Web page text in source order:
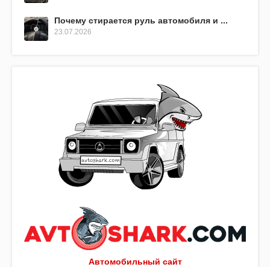
Автомобильный сайт
Почему стирается руль автомобиля и ...
23.07.2026